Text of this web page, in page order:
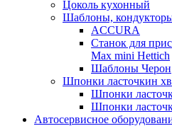
Цоколь кухонный
Шаблоны,
ACCURA
Станок для
Max mini Hettich
Шаблоны Черон
Шпонки ласточкин
Шпонки
Шпонки
Автосервисное